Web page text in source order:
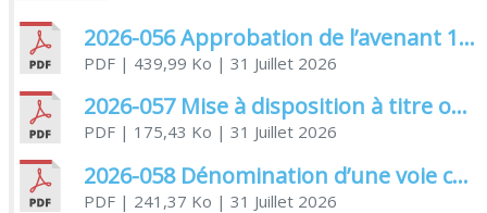
2026-056 Approbation de l’avenant 1 à la convention de l’aide au titre du fonds de concours de la CDA
PDF| 439,99 Ko | 31 Juillet 2026
2026-057 Mise à disposition à titre onéreux des salles communales
PDF| 175,43 Ko | 31 Juillet 2026
2026-058 Dénomination d’une voie communale
PDF| 241,37 Ko | 31 Juillet 2026